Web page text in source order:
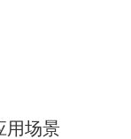
用场景